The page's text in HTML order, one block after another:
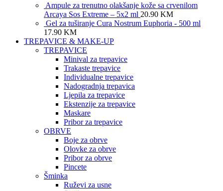
Ampule za trenutno olakšanje kože sa crvenilom
Arcaya Sos Extreme – 5x2 ml 20.90 KM
Gel za tuširanje Cura Nostrum Euphoria - 500 ml
17.90 KM
TREPAVICE & MAKE-UP
TREPAVICE
Minival za trepavice
Trakaste trepavice
Individualne trepavice
Nadogradnja trepavica
Ljepila za trepavice
Ekstenzije za trepavice
Maskare
Pribor za trepavice
OBRVE
Boje za obrve
Olovke za obrve
Pribor za obrve
Pincete
Šminka
Ruževi za usne